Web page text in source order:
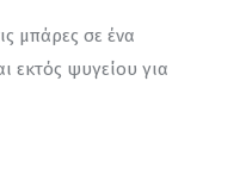
μπάρες σε ένα
εκτός ψυγείου για